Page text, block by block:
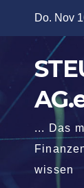
Do. Nov
... Das
wissen